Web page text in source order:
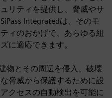
リティを提供し、脅威やサ
Integratedは、そのモ
ィのおかげで、あらゆる組
に適応できます。
物とその周辺を侵入、破壊
脅威から保護するために設
クセスの自動検出を可能に